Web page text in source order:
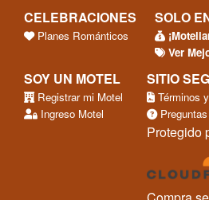
CELEBRACIONES
Planes Románticos
SOLO
Ver
SOY UN MOTEL
Registrar mi Motel
Ingreso Motel
SITIO
Términos
Preguntas
Protegido